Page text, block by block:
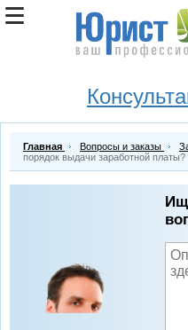
Главная Вопросы и заказы
порядок выдачи заработной платы?